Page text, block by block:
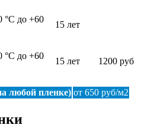
°С до +60
15 лет
°С до +60
15 лет 1200 руб
любой пленке) от 650 руб/м2